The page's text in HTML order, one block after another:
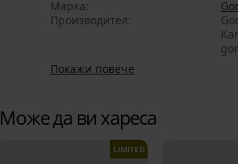
Марка
Производител
Покажи повече
Може да ви хареса
LIMITED